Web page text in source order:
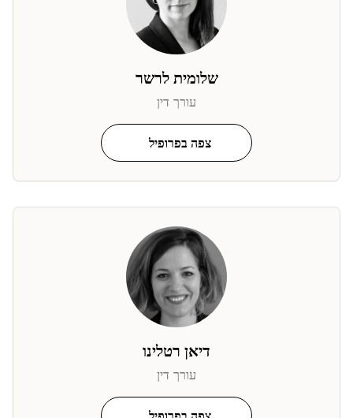
שלומית לרשר
עורך דין
צפה בפרופיל
דיאן רטלינו
עורך דין